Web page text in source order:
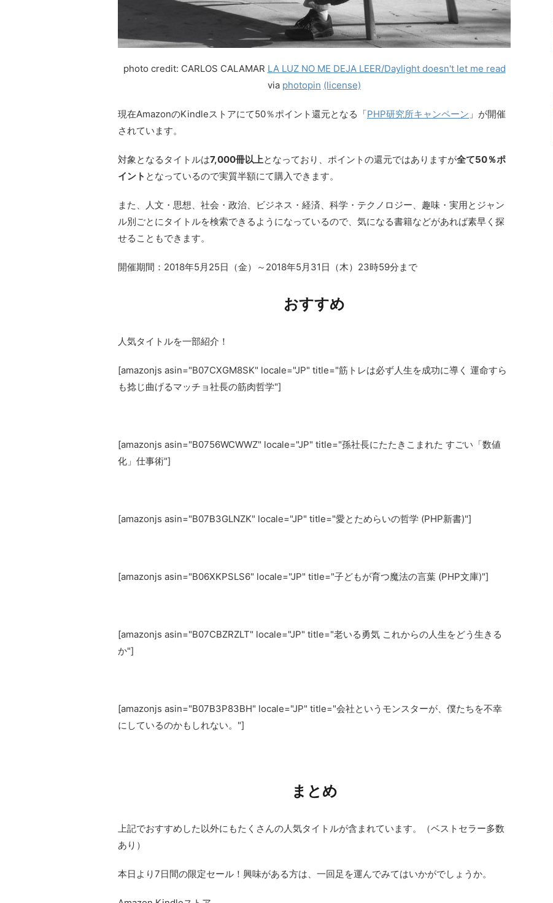
photo credit: CARLOS CALAMAR LA LUZ NO ME DEJA LEER/Daylight doesn't let me read
via photopin (license)
現在AmazonのKindleストアにて50％ポイント還元となる「PHP研究所キャンペーン 」が開催
されています。
対象となるタイトルは7,000冊以上となっており、ポイントの還元ではありますが全て50％ポ
イント となっているので実質半額にて購入できます。
また、人文・思想、社会・政治、ビジネス・経済、科学・テクノロジー、趣味・実用とジャン
ル別ごとにタイトルを検索できるようになっているので、気になる書籍などがあれば素早く探
せることもできます。
開催期間：2018年5月25日（金）～2018年5月31日（木）23時59分まで
おすすめ
人気タイトルを一部紹介！
[amazonjs asin="B07CXGM8SK" locale="JP" title="筋トレは必ず人生を成功に導く 運命すら
も捻じ曲げるマッチョ社長の筋肉哲学"]
[amazonjs asin="B0756WCWWZ" locale="JP" title="孫社長にたたきこまれた すごい「数値
化」仕事術"]
[amazonjs asin="B07B3GLNZK" locale="JP" title="愛とためらいの哲学 (PHP新書)"]
[amazonjs asin="B06XKPSLS6" locale="JP" title="子どもが育つ魔法の言葉 (PHP文庫)"]
[amazonjs asin="B07CBZRZLT" locale="JP" title="老いる勇気 これからの人生をどう生きる
か"]
[amazonjs asin="B07B3P83BH" locale="JP" title="会社というモンスターが、僕たちを不幸
にしているのかもしれない。"]
まとめ
上記でおすすめした以外にもたくさんの人気タイトルが含まれています。（ベストセラー多数
あり）
本日より7日間の限定セール！興味がある方は、一回足を運んでみてはいかがでしょうか。